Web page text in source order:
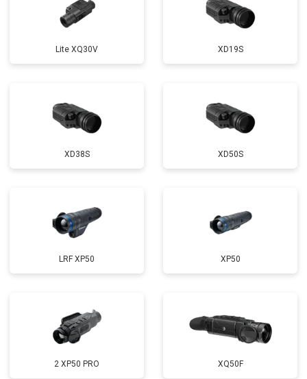
Lite XQ30V XD19S
XD38S XD50S
LRF XP50 XP50
2 XP50 PRO XQ50F